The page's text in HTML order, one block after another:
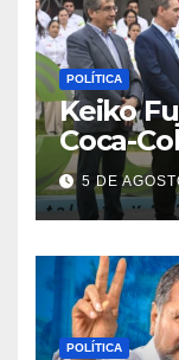
POLÍTICA
Keiko
Coca-
5 DE
POLÍTICA